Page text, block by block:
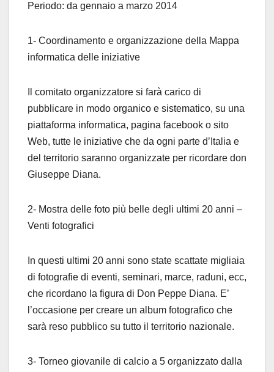
Periodo: da gennaio a marzo 2014
1- Coordinamento e organizzazione della Mappa
informatica delle iniziative
Il comitato organizzatore si farà carico di
pubblicare in modo organico e sistematico, su una
piattaforma informatica, pagina facebook o sito
Web, tutte le iniziative che da ogni parte d’Italia e
del territorio saranno organizzate per ricordare don
Giuseppe Diana.
2- Mostra delle foto più belle degli ultimi 20 anni –
Venti fotografici
In questi ultimi 20 anni sono state scattate migliaia
di fotografie di eventi, seminari, marce, raduni, ecc,
che ricordano la figura di Don Peppe Diana. E’
l’occasione per creare un album fotografico che
sarà reso pubblico su tutto il territorio nazionale.
3- Torneo giovanile di calcio a 5 organizzato dalla